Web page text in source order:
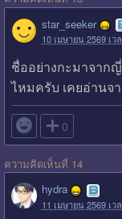
star_seeker
10 เมษายน 2569 เว
ชื่ออย่างกะมาจาก
ไหมครับ เคยอ่านจ
 0
ความคิดเห็นที่ 14
hydra
11 เมษายน 2569 เว